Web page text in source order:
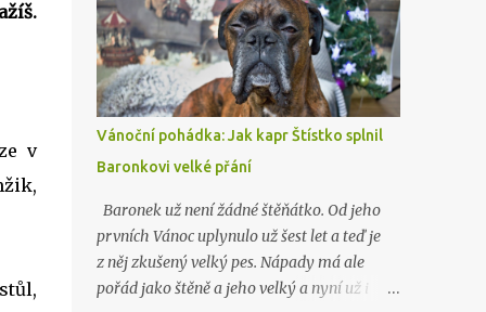
v
Vánoční pohádka: Jak kapr Štístko splnil
Baronkovi velké přání
Baronek už není žádné štěňátko. Od jeho
prvních Vánoc uplynulo už šest let a teď je
z něj zkušený velký pes. Nápady má ale
pořád jako štěně a jeho velký a nyní už i